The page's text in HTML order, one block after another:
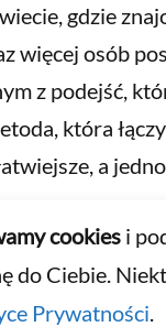
cookies i
do Ciebie.
Prywatności
gdzie
więcej osób
z podejść,
która
a
uczysz się
gry
ułatwia